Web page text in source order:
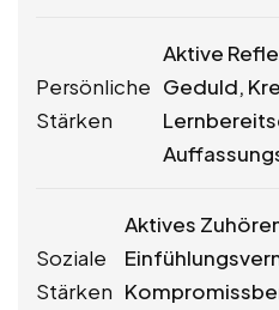
Persönliche
Stärken
Aktive
Geduld,
Soziale
Stärken
Aktives